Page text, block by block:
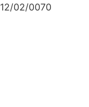
12/02/0070